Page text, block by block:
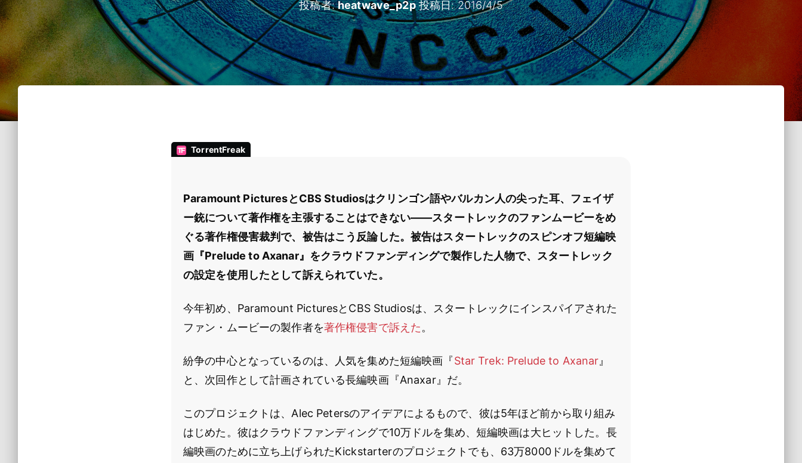
投稿者:heatwave_p2p投稿日:2016/4/5
TorrentFreak
Paramount PicturesとCBS Studiosはクリンゴン語やバルカン人の尖った耳、フェイザ
ー銃について著作権を主張することはできない――スタートレックのファンムービーをめ
ぐる著作権侵害裁判で、被告はこう反論した。被告はスタートレックのスピンオフ短編映
画『Prelude to Axanar』をクラウドファンディングで製作した人物で、スタートレック
の設定を使用したとして訴えられていた。
今年初め、Paramount PicturesとCBS Studiosは、スタートレックにインスパイアされた
ファン・ムービーの製作者を著作権侵害で訴えた。
紛争の中心となっているのは、人気を集めた短編映画『Star Trek: Prelude to Axanar 』
と、次回作として計画されている長編映画『Anaxar』だ。
このプロジェクトは、Alec Petersのアイデアによるもので、彼は5年ほど前から取り組み
はじめた。彼はクラウドファンディングで10万ドルを集め、短編映画は大ヒットした。長
編映画のために立ち上げられたKickstarterのプロジェクトでも、63万8000ドルを集めて